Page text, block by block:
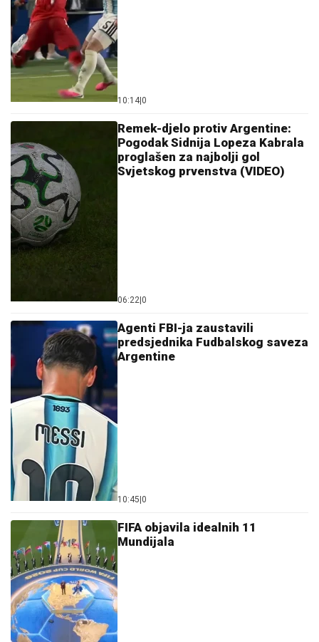
10:14|0
Remek-djelo protiv Argentine:
Pogodak Sidnija Lopeza Kabrala
proglašen za najbolji gol
Svjetskog prvenstva (VIDEO)
06:22|0
Agenti FBI-ja zaustavili
predsjednika Fudbalskog saveza
Argentine
10:45|0
FIFA objavila idealnih 11
Mundijala